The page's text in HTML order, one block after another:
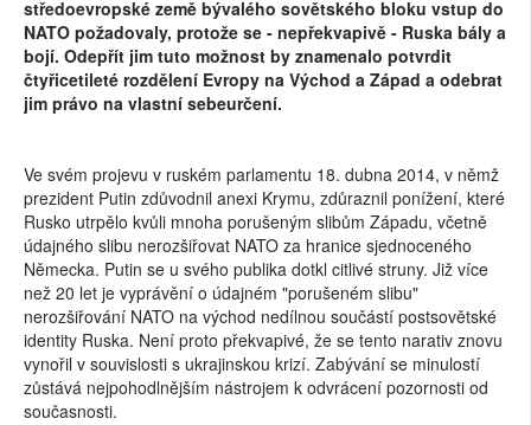
středoevropské země bývalého sovětského bloku vstup do
NATO požadovaly, protože se - nepřekvapivě - Ruska bály a
bojí. Odepřít jim tuto možnost by znamenalo potvrdit
čtyřicetileté rozdělení Evropy na Východ a Západ a odebrat
jim právo na vlastní sebeurčení.
Ve svém projevu v ruském parlamentu 18. dubna 2014, v němž
prezident Putin zdůvodnil anexi Krymu, zdůraznil ponížení, které
Rusko utrpělo kvůli mnoha porušeným slibům Západu, včetně
údajného slibu nerozšiřovat NATO za hranice sjednoceného
Německa. Putin se u svého publika dotkl citlivé struny. Již více
než 20 let je vyprávění o údajném "porušeném slibu"
nerozšiřování NATO na východ nedílnou součástí postsovětské
identity Ruska. Není proto překvapivé, že se tento narativ znovu
vynořil v souvislosti s ukrajinskou krizí. Zabývání se minulostí
zůstává nejpohodlnějším nástrojem k odvrácení pozornosti od
současnosti.